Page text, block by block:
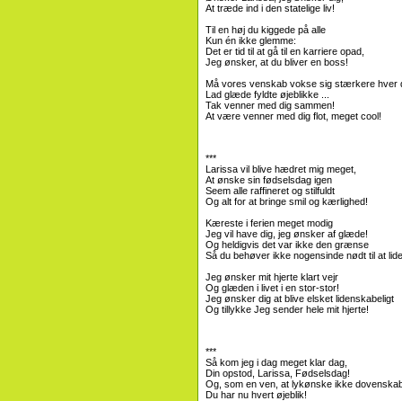
At træde ind i den statelige liv!
Til en høj du kiggede på alle
Kun én ikke glemme:
Det er tid til at gå til en karriere opad,
Jeg ønsker, at du bliver en boss!
Må vores venskab vokse sig stærkere hver
Lad glæde fyldte øjeblikke ...
Tak venner med dig sammen!
At være venner med dig flot, meget cool!
***
Larissa vil blive hædret mig meget,
At ønske sin fødselsdag igen
Seem alle raffineret og stilfuldt
Og alt for at bringe smil og kærlighed!
Kæreste i ferien meget modig
Jeg vil have dig, jeg ønsker af glæde!
Og heldigvis det var ikke den grænse
Så du behøver ikke nogensinde nødt til at
Jeg ønsker mit hjerte klart vejr
Og glæden i livet i en stor-stor!
Jeg ønsker dig at blive elsket lidenskabeligt
Og tillykke Jeg sender hele mit hjerte!
***
Så kom jeg i dag meget klar dag,
Din opstod, Larissa, Fødselsdag!
Og, som en ven, at lykønske ikke
Du har nu hvert øjeblik!